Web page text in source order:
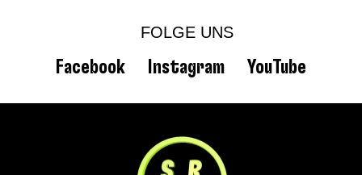
FOLGE UNS
Facebook Instagram YouTube